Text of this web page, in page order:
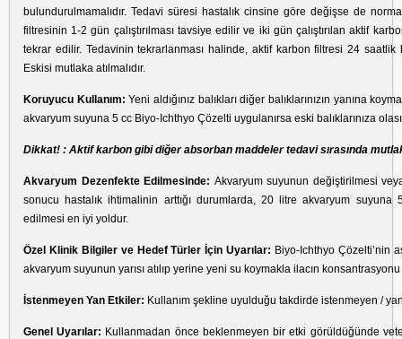
bulundurulmamalıdır. Tedavi süresi hastalık cinsine göre değişse de
filtresinin 1-2 gün çalıştırılması tavsiye edilir ve iki gün çalıştırılan aktif
tekrar edilir. Tedavinin tekrarlanması halinde, aktif karbon filtresi 24 saatlik
Eskisi mutlaka atılmalıdır.
Koruyucu Kullanım:Yeni aldığınız balıkları diğer balıklarınızın yanına
akvaryum suyuna 5 cc Biyo-Ichthyo Çözelti uygulanırsa eski balıklarınıza
Dikkat! : Aktif karbon gibi diğer absorban maddeler tedavi sırasında
Akvaryum Dezenfekte Edilmesinde: Akvaryum suyunun değiştirilmesi
sonucu hastalık ihtimalinin arttığı durumlarda, 20 litre akvaryum
edilmesi en iyi yoldur.
Özel Klinik Bilgiler ve Hedef Türler İçin Uyarılar: Biyo-Ichthyo Çözelti’nin
akvaryum suyunun yarısı atılıp yerine yeni su koymakla ilacın
İstenmeyen Yan Etkiler: Kullanım şekline uyulduğu takdirde istenmeyen /
Genel Uyarılar: Kullanmadan önce beklenmeyen bir etki görüldüğünde